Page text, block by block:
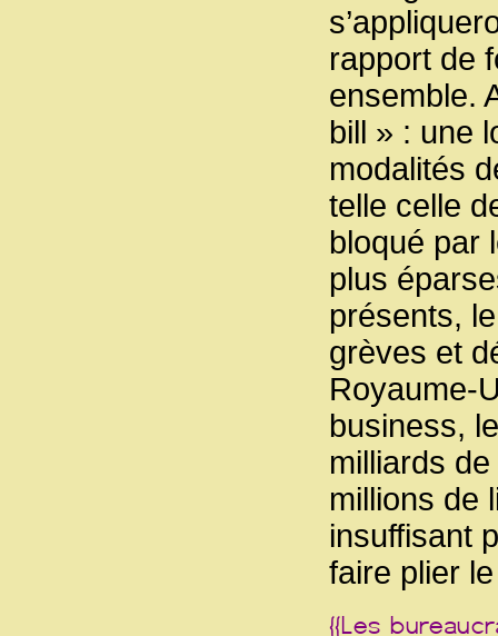
rapport de
ensemble.
bill » : une
modalités
telle celle
bloqué par
plus
présents,
grèves et
Royaume-
business,
milliards
millions de
insuffisant
faire plier